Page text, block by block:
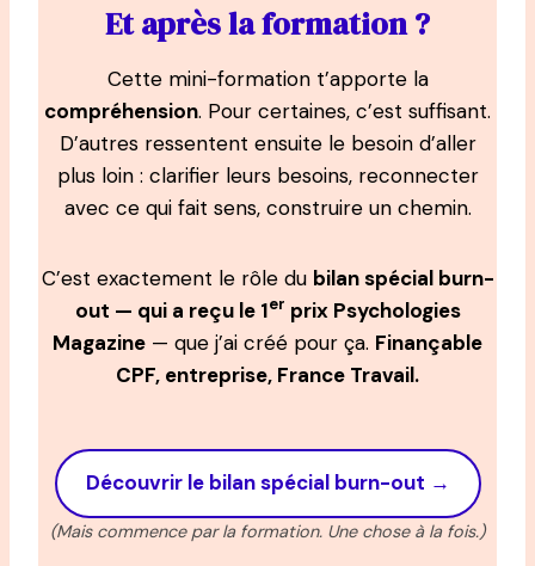
Et après la formation ?
Cette mini-formation t’apporte la
compréhension. Pour certaines, c’est suffisant.
D’autres ressentent ensuite le besoin d’aller
plus loin : clarifier leurs besoins, reconnecter
avec ce qui fait sens, construire un chemin.
C’est exactement le rôle du bilan spécial burn-
out — qui a reçu le 1er prix Psychologies
Magazine — que j’ai créé pour ça. Finançable
CPF, entreprise, France Travail.
Découvrir le bilan spécial burn-out →
(Mais commence par la formation. Une chose à la fois.)